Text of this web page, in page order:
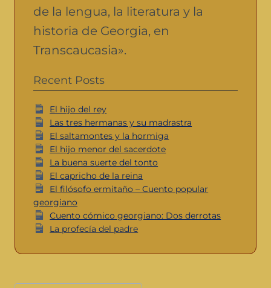
de la lengua, la literatura y la
historia de Georgia, en
Transcaucasia».
Recent Posts
El hijo del rey
Las tres hermanas y su madrastra
El saltamontes y la hormiga
El hijo menor del sacerdote
La buena suerte del tonto
El capricho de la reina
El filósofo ermitaño – Cuento popular
georgiano
Cuento cómico georgiano: Dos derrotas
La profecía del padre